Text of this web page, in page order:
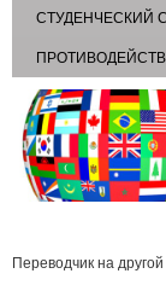
СТУДЕНЧЕСКИЙ
Переводчик на